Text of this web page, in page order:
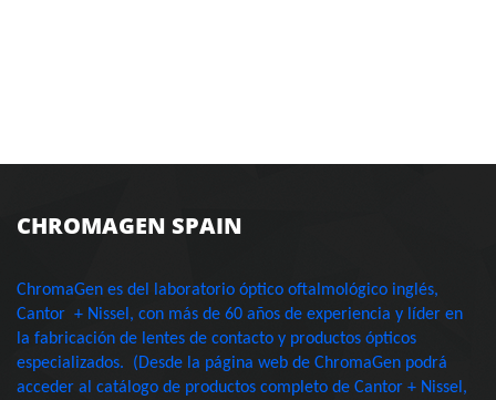
CHROMAGEN SPAIN
ChromaGen es del laboratorio óptico oftalmológico inglés,
Cantor + Nissel, con más de 60 años de experiencia y líder en
la fabricación de lentes de contacto y productos ópticos
especializados. (Desde la página web de ChromaGen podrá
acceder al catálogo de productos completo de Cantor + Nissel,